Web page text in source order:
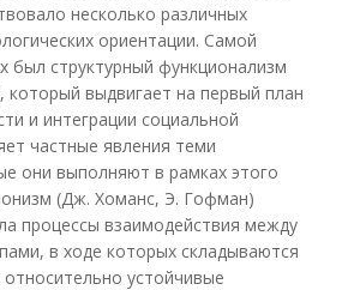
несколько различных
ориентации. Самой
был структурный функционализм
выдвигает на первый план
и интеграции социальной
частные явления теми
они выполняют в рамках этого
(Дж. Хоманс, Э. Гофман)
процессы взаимодействия между
в ходе которых складываются
устойчивые